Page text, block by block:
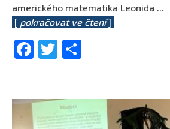
amerického matematika Leonida ...
[ pokračovat ve čtení]
Facebook
Twitter